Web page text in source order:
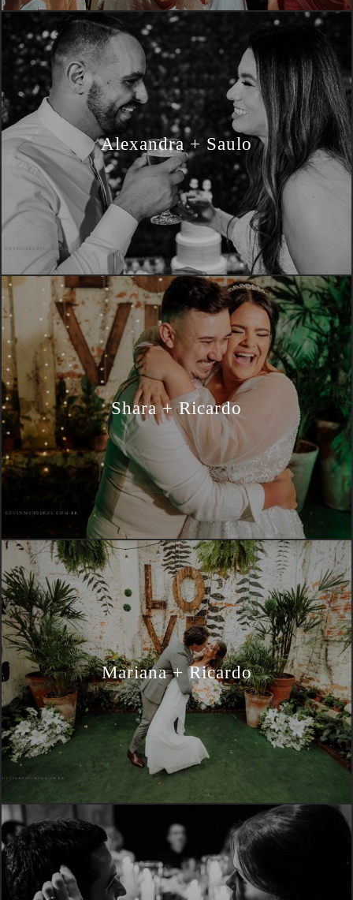
Alexandra + Saulo
Shara + Ricardo
Mariana + Ricardo